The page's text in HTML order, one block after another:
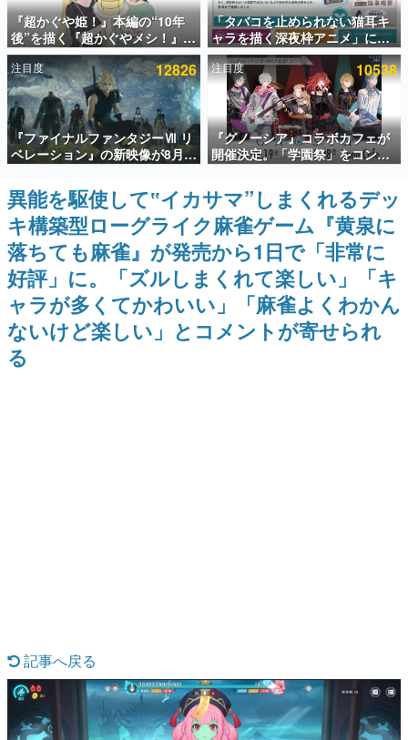
アプリセール情報
インタビュー
連載・特集一覧
殿堂入り記事
SNS拡散数が数千以上！ ページビュー数万以上！ などな
ど。多くの人々に読まれた、電ファミ渾身の“殿堂入り”記
事をまとめました。
ゲームの企画書
名作ゲームクリエイターの方々に製作時のエピソードをお
聞きし、ヒットする企画（ゲーム）とは何か？を探ってい
きます。
赫本
この物語を解いてはいけない。『赫本』は、〈試験問題〉
の形をした短編ホラー小説集です。
新世代に訊く
です。
ゲームが変えた日本語
「経験値」「裏技」「ラスボス」… ゲームにまつわる言葉
の起源や用法の変遷を、コンピューター文化史研究家・タ
『超かぐや姫！』本編の“10年
後”を描く『超かぐやメシ！』
Web連載決定。新たなWebマン
ガレーベル「ビビビコミック」
にて特別話が掲載スタート、あ
のお話には…まだ続きがある！
「タバコを止められない猫耳キ
ャラを描く深夜枠アニメ」に視
聴者の一部から批判意見。違法
薬物の使用と思しき描写も含め
て、BPOが議論を交わす
注目度 12826
『ファイナルファンタジーⅦ リ
ベレーション』の新映像が8月
26日早朝に公開へ。『FF7』リ
メイクシリーズの完結編、
「gamescom」のオープニング
ナイトライブにてディレクター
の浜口直樹氏が登壇する予定
注目度 10538
『グノーシア』コラボカフェが
開催決定。「学園祭」をコンセ
プトに、模擬店やセツやSQ、ラ
キオたちが学祭バンドを楽しむ
様子を切り取った新グッズが展
開
異能を駆使して‟イカサマ”しまくれるデッ
キ構築型ローグライク麻雀ゲーム『黄泉に
落ちても麻雀』が発売から1日で「非常に
好評」に。「ズルしまくれて楽しい」「キ
ャラが多くてかわいい」「麻雀よくわかん
ないけど楽しい」とコメントが寄せられ
る
記事へ戻る